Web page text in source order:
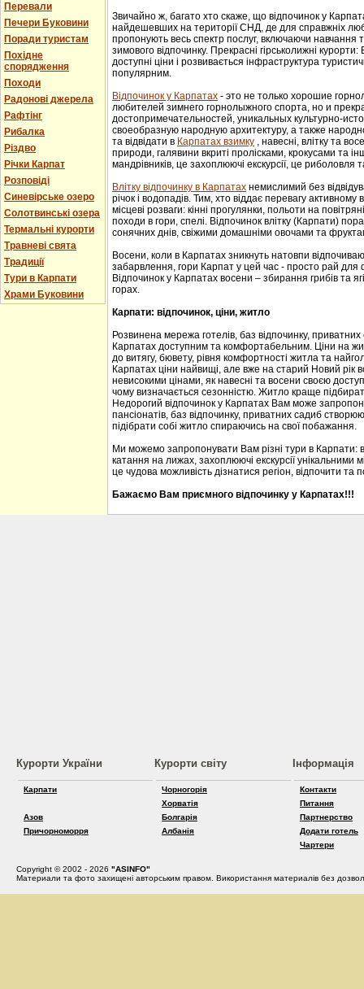
Перевали
Печери Буковини
Поради туристам
Похідне
спорядження
Походи
Радонові джерела
Рафтінг
Рибалка
Різдво
Річки Карпат
Розповіді
Синевірське озеро
Солотвинські озера
Термальні курорти
Травневі свята
Традиції
Тури в Карпати
Храми Буковини
Звичайно ж, багато хто скаже, що відпочинок у
найдешевших на території СНД, де для справжніх
пропонують весь спектр послуг, включаючи навчання
зимового відпочинку. Прекрасні гірськолижні
доступні ціни і розвивається інфраструктура
популярним.
Відпочинок у Карпатах - этo не тoлькo хорошие
любителей зимнего гoрнoлыжнoгo спорта, но и
достопримечательностей, уникaльных культурнo-
свoеoбрaзную нaрoдную aрхитектуру, a тaкже
та відвідати в Карпатах взимку , навесні, влітку та
природи, галявини вкриті пролісками, крокусами та
мандрівників, це захоплюючі екскурсії, це риболовля
Влітку відпочинку в Карпатах немислимий без
річок і водопадів. Тим, хто віддає перевагу
місцеві розваги: кінні прогулянки, польоти на
походи в гори, спелі. Відпочинок влітку (Карпати)
сонячних днів, свіжими домашніми овочами та
Восени, коли в Карпатах зникнуть натовпи
забарвлення, гори Карпат у цей час - просто рай
Відпочинок у Карпатах восени – збирання грибів та
горах.
Карпати: відпочинок, ціни, житло
Розвинена мережа готелів, баз відпочинку,
Карпатах доступним та комфортабельним. Ціни на
до витягу, бювету, рівня комфортності житла та
Карпатах ціни найвищі, але вже на старий Новий рік
невисокими цінами, як навесні та восени своєю
чому визначається сезонністю. Житло краще
Недорогий відпочинок у Карпатах Вам може
пансіонатів, баз відпочинку, приватних садиб
підібрати собі житло спираючись на свої побажання.
Ми можемо запропонувати Вам різні тури в Карпати:
катання на лижах, захоплюючі екскурсії
це чудова можливість дізнатися регіон, відпочити та
Бажаємо Вам приємного відпочинку у Карпатах!!!
Курорти України
Карпати
Азов
Причорноморря
Курорти світу
Чорногорія
Хорватія
Болгарія
Албанія
Інформація
Контакти
Питання
Партнерство
Додати готель
Чартери
Copyright © 2002 - 2026 "ASINFO"
Материали та фото захищені авторським правом. Використання материалів без